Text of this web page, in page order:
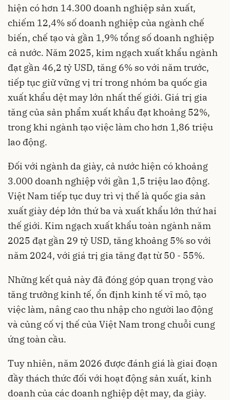
hiện có hơn 14.300 doanh nghiệp sản xuất,
chiếm 12,4% số doanh nghiệp của ngành chế
biến, chế tạo và gần 1,9% tổng số doanh nghiệp
cả nước. Năm 2025, kim ngạch xuất khẩu ngành
đạt gần 46,2 tỷ USD, tăng 6% so với năm trước,
tiếp tục giữ vững vị trí trong nhóm ba quốc gia
xuất khẩu dệt may lớn nhất thế giới. Giá trị gia
tăng của sản phẩm xuất khẩu đạt khoảng 52%,
trong khi ngành tạo việc làm cho hơn 1,86 triệu
lao động.
Đối với ngành da giày, cả nước hiện có khoảng
3.000 doanh nghiệp với gần 1,5 triệu lao động.
Việt Nam tiếp tục duy trì vị thế là quốc gia sản
xuất giày dép lớn thứ ba và xuất khẩu lớn thứ hai
thế giới. Kim ngạch xuất khẩu toàn ngành năm
2025 đạt gần 29 tỷ USD, tăng khoảng 5% so với
năm 2024, với giá trị gia tăng đạt từ 50 - 55%.
Những kết quả này đã đóng góp quan trọng vào
tăng trưởng kinh tế, ổn định kinh tế vĩ mô, tạo
việc làm, nâng cao thu nhập cho người lao động
và củng cố vị thế của Việt Nam trong chuỗi cung
ứng toàn cầu.
Tuy nhiên, năm 2026 được đánh giá là giai đoạn
đầy thách thức đối với hoạt động sản xuất, kinh
doanh của các doanh nghiệp dệt may, da giày.